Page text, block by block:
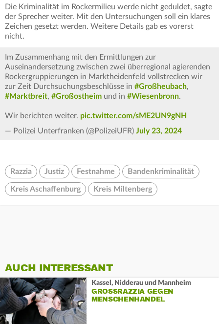
Die Kriminalität im Rockermilieu werde nicht geduldet, sagte
der Sprecher weiter. Mit den Untersuchungen soll ein klares
Zeichen gesetzt werden. Weitere Details gab es vorerst
nicht.
Im Zusammenhang mit den Ermittlungen zur
Auseinandersetzung zwischen zwei überregional agierenden
Rockergruppierungen in Marktheidenfeld vollstrecken wir
zur Zeit Durchsuchungsbeschlüsse in #Großheubach,
#Marktbreit, #Großostheim und in #Wiesenbronn.
Wir berichten weiter. pic.twitter.com/sME2UN9gNH
— Polizei Unterfranken (@PolizeiUFR) July 23, 2024
Razzia Justiz Festnahme Bandenkriminalität
Kreis Aschaffenburg Kreis Miltenberg
AUCH INTERESSANT
Kassel, Nidderau und Mannheim
GROSSRAZZIA GEGEN M
ENSCHENHANDEL